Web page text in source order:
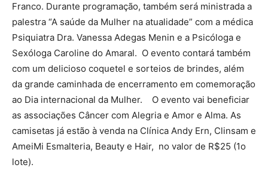
Franco. Durante programação, também será ministrada a
palestra “A saúde da Mulher na atualidade” com a médica
Psiquiatra Dra. Vanessa Adegas Menin e a Psicóloga e
Sexóloga Caroline do Amaral. O evento contará também
com um delicioso coquetel e sorteios de brindes, além
da grande caminhada de encerramento em comemoração
ao Dia internacional da Mulher. O evento vai beneficiar
as associações Câncer com Alegria e Amor e Alma. As
camisetas já estão à venda na Clínica Andy Ern, Clinsam e
AmeiMi Esmalteria, Beauty e Hair, no valor de R$25 (1o
lote).